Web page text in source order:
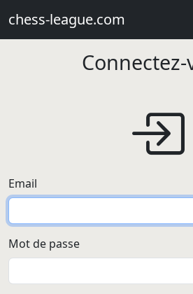
chess-league.com
Email
Mot de passe